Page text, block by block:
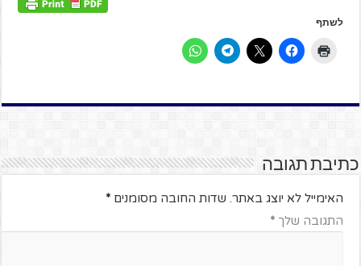
לשתף
כתיבת תגובה
האימייל לא יוצג באתר. שדות החובה מסומנים*
התגובה שלך*